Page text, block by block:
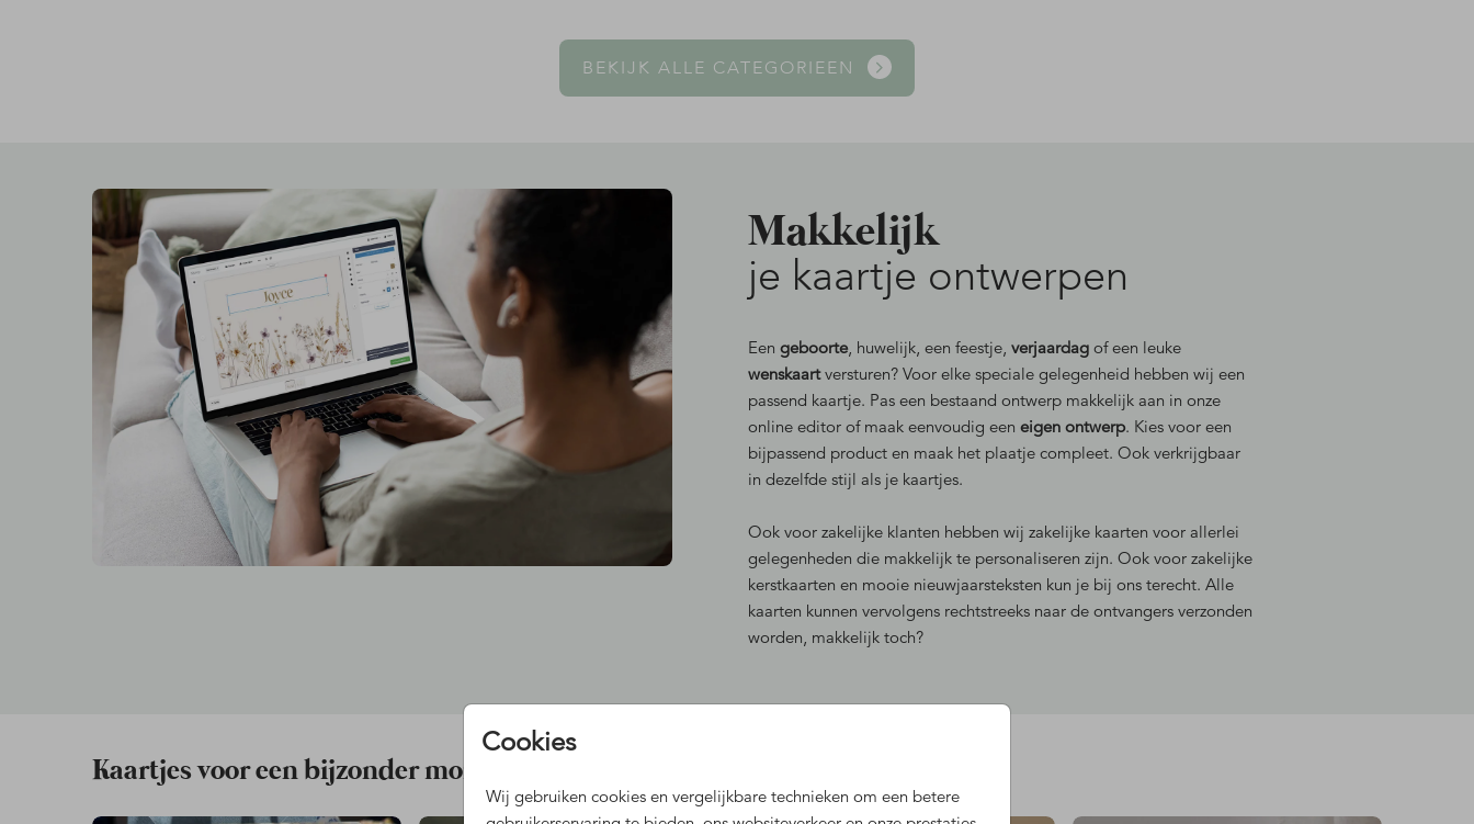
Cookies
Wij gebruiken cookies en vergelijkbare technieken om een betere
BEKIJK ALLE CATEGORIEEN
Makkelijk
je kaartje ontwerpen
Een geboorte, huwelijk, een feestje, verjaardag of een leuke
wenskaartversturen? Voor elke speciale gelegenheid hebben wij een
passend kaartje. Pas een bestaand ontwerp makkelijk aan in onze
online editor of maak eenvoudig een eigen ontwerp. Kies voor een
bijpassend product en maak het plaatje compleet. Ook verkrijgbaar
in dezelfde stijl als je kaartjes.
Ook voor zakelijke klanten hebben wij zakelijke kaarten voor allerlei
gelegenheden die makkelijk te personaliseren zijn. Ook voor zakelijke
kerstkaarten en mooie nieuwjaarsteksten kun je bij ons terecht. Alle
kaarten kunnen vervolgens rechtstreeks naar de ontvangers verzonden
worden, makkelijk toch?
Kaartjes voor een bijzonder moment